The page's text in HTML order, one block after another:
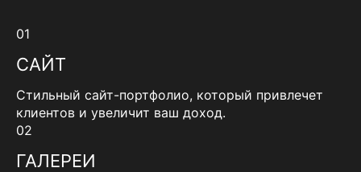
01
САЙТ
Стильный сайт-портфолио, который привлечет
клиентов и увеличит ваш доход.
02
ГАЛЕРЕИ